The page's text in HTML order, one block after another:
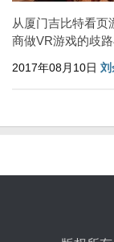
从厦门吉比特看页
商做VR游戏的歧
2017年08月10日 刘